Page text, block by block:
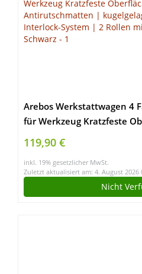
Arebos Werkstattwagen 4
für Werkzeug Kratzfeste
Antirutschmatten |
Interlock-System | 2
Schwarz
119,90 €
inkl. 19% gesetzlicher MwSt.
Zuletzt aktualisiert am: 4. August 2026
Nicht